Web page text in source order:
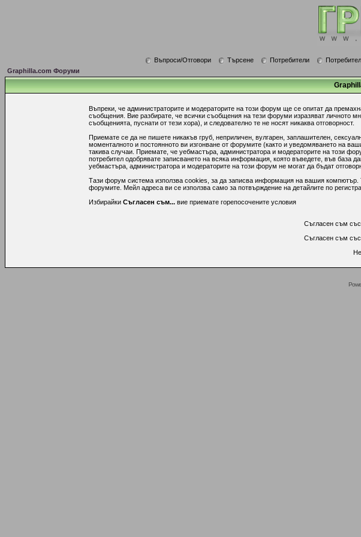
Въпроси/Отговори Търсене Потребители
Graphilla.com Форуми
Въпреки, че администраторите и модераторите на този форум ще се опитат да
съобщения. Вие разбирате, че всички съобщения на тези форуми изразяват личното
съобщенията, пуснати от тези хора), и следователно те не носят никаква отговорност.
Приемате се да не пишете никакъв груб, неприличен, вулгарен, заплашителен,
моменталното и постоянното ви изгонване от форумите (както и уведомяването на
такива случаи. Приемате, че уебмастъра, администратора и модераторите на този
потребител одобрявате записването на всяка информация, която въведете, във база
уебмастъра, администратора и модераторите на този форум не могат да бъдат
Тази форум система използва cookies, за да записва информация на вашия
форумите. Мейл адреса ви се използва само за потвърждение на детайлите по
Избирайки Съгласен съм... вие приемате горепосочените условия
Съгласен съм със
Съгласен съм със